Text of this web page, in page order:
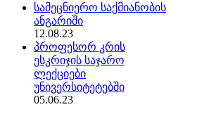
სამეცნიერო საქმიანობის
ანგარიში
12.08.23
პროფესორ კრის
ესკრიჯის საჯარო
ლექციები
უნივერსიტეტებში
05.06.23